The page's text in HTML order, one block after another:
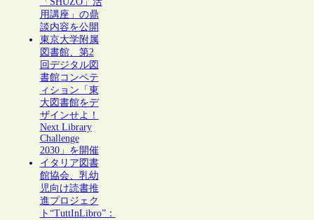
用講座」の鼎
談内容を公開
東京大学附属
図書館、第2
回デジタル図
書館コンペテ
ィション「東
大図書館をデ
ザインせよ！
Next Library
Challenge
2030」を開催
イタリア図書
館協会、乳幼
児向け読書推
進プロジェク
ト“TuttInLibro”：